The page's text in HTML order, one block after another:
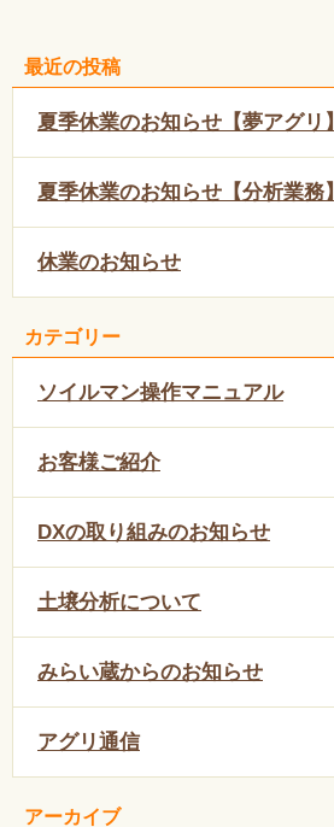
最近の投稿
夏季休業のお知らせ【夢アグリ】
夏季休業のお知らせ【分析業務】
休業のお知らせ
カテゴリー
ソイルマン操作マニュアル
お客様ご紹介
DXの取り組みのお知らせ
土壌分析について
みらい蔵からのお知らせ
アグリ通信
アーカイブ